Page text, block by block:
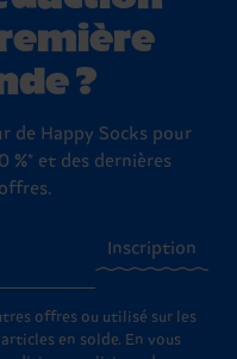
?
de Happy Socks pour
%* et des dernières
Inscription
offres ou utilisé sur les
en solde. En vous